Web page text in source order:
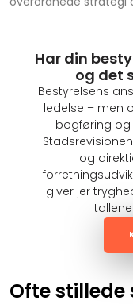
Har din
og det
Bestyrelsens
ledelse – men
bogføring og
og
giver jer
Ofte